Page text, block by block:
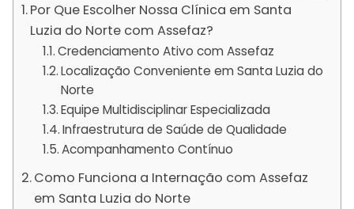
Por Que Escolher Nossa Clínica em Santa
Luzia do Norte com Assefaz?
Credenciamento Ativo com Assefaz
Localização Conveniente em Santa Luzia do
Norte
Equipe Multidisciplinar Especializada
Infraestrutura de Saúde de Qualidade
Acompanhamento Contínuo
Como Funciona a Internação com Assefaz
em Santa Luzia do Norte